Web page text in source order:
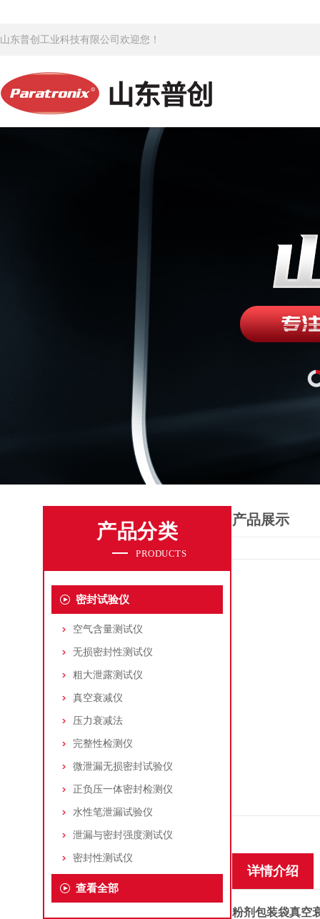
山东普创工业科技有限公司欢迎您！
产品分类
PRODUCTS
密封试验仪
空气含量测试仪
无损密封性测试仪
粗大泄露测试仪
真空衰减仪
压力衰减法
完整性检测仪
微泄漏无损密封试验仪
正负压一体密封检测仪
水性笔泄漏试验仪
泄漏与密封强度测试仪
密封性测试仪
查看全部
产品展示
详情介绍
粉剂包装袋真空